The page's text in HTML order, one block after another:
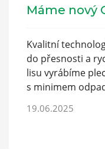
Máme nový
Kvalitní
do přesnosti a
lisu vyrábíme
s minimem
19.06.2025